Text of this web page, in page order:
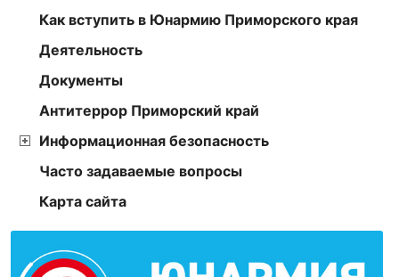
Как вступить в Юнармию Приморского края
Деятельность
Документы
Антитеррор Приморский край
Информационная безопасность
Часто задаваемые вопросы
Карта сайта